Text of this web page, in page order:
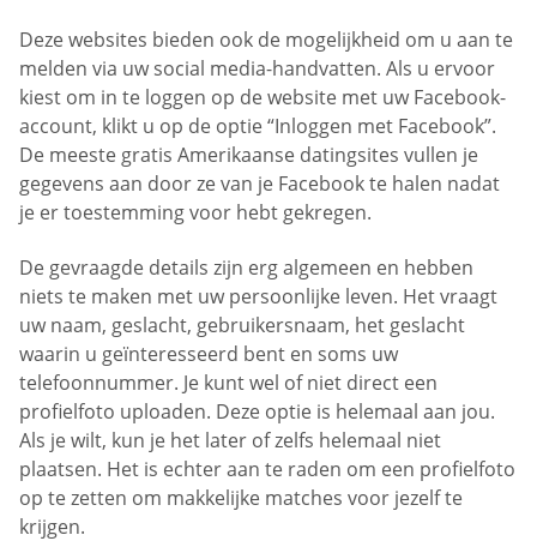
Deze websites bieden ook de mogelijkheid om u aan te
melden via uw social media-handvatten. Als u ervoor
kiest om in te loggen op de website met uw Facebook-
account, klikt u op de optie “Inloggen met Facebook”.
De meeste gratis Amerikaanse datingsites vullen je
gegevens aan door ze van je Facebook te halen nadat
je er toestemming voor hebt gekregen.
De gevraagde details zijn erg algemeen en hebben
niets te maken met uw persoonlijke leven. Het vraagt
uw naam, geslacht, gebruikersnaam, het geslacht
waarin u geïnteresseerd bent en soms uw
telefoonnummer. Je kunt wel of niet direct een
profielfoto uploaden. Deze optie is helemaal aan jou.
Als je wilt, kun je het later of zelfs helemaal niet
plaatsen. Het is echter aan te raden om een profielfoto
op te zetten om makkelijke matches voor jezelf te
krijgen.